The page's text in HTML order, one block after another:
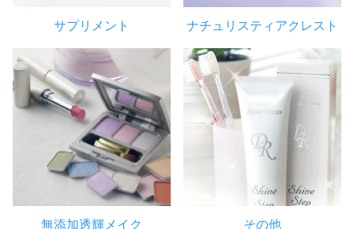
サプリメント ナチュリスティアクレスト
無添加透輝メイク その他